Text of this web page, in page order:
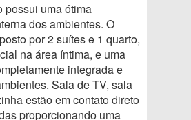
possui uma ótima
dos ambientes. O
por 2 suítes e 1 quarto,
na área íntima, e uma
integrada e
Sala de TV, sala
estão em contato direto
proporcionando uma